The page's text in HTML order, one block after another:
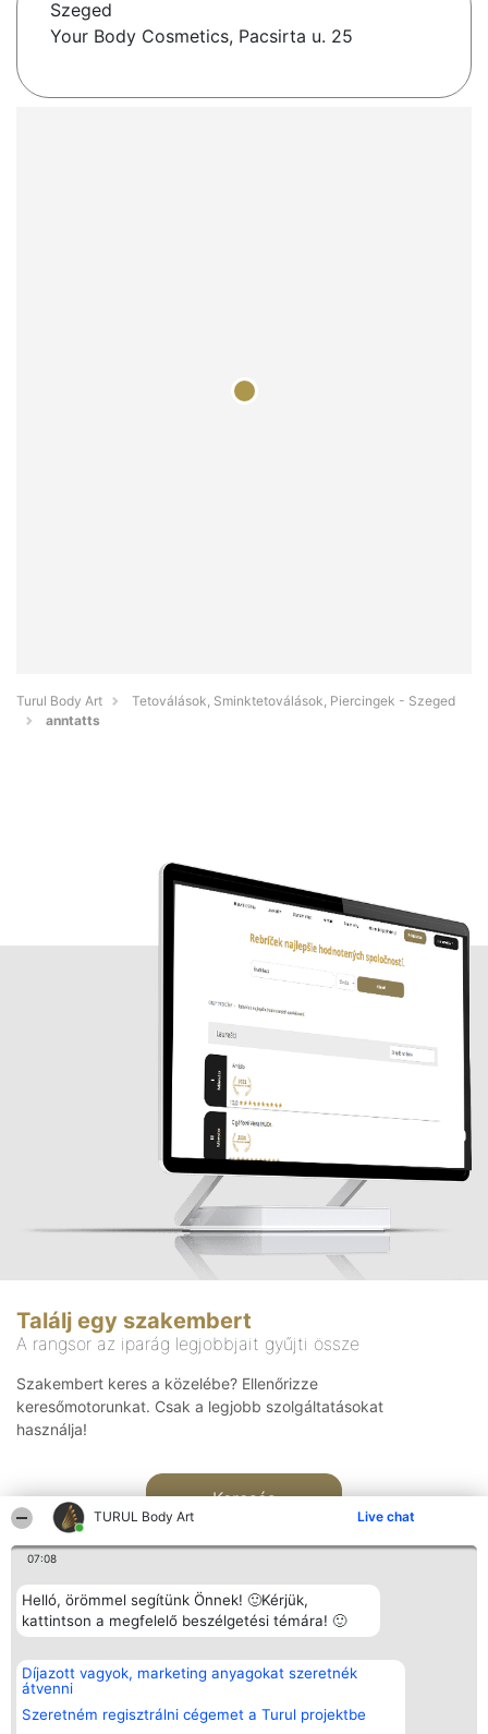
TURUL Body Art Live chat
07:08
Helló, örömmel segítünk Önnek! 🙂Kérjük,
kattintson a megfelelő beszélgetési témára! 🙂
Díjazott vagyok, marketing anyagokat szeretnék
átvenni
Szeretném regisztrálni cégemet a Turul projektbe
Szeged
Your Body Cosmetics, Pacsirta u. 25
Turul Body Art
Tetoválások, Sminktetoválások, Piercingek - Szeged
anntatts
Találj egy szakembert
A rangsor az iparág legjobbjait gyűjti össze
Szakembert keres a közelébe? Ellenőrizze
keresőmotorunkat. Csak a legjobb szolgáltatásokat
használja!
Keresés
Rangsorszervező
SC Beautiful Company S.R.L.
Bulevardul Aleea Timișul De
Sus Nr. 2, Bl. A30, Sc. A, Et.
4, Ap. 13
Népszavazás
Nyertesek
listája
Elérhetőség
Elérhetőség